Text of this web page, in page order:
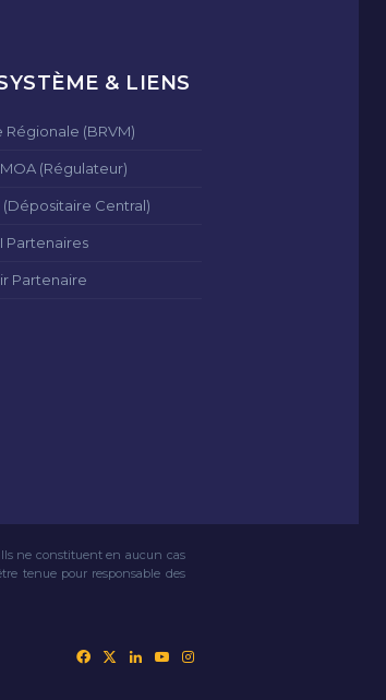
& LIENS
Régionale (BRVM)
(Régulateur)
(Dépositaire Central)
Partenaires
Partenaire
ne constituent en aucun cas
tenue pour responsable des
FacebookLinkedinYouTube